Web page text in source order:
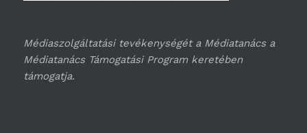
Médiaszolgáltatási tevékenységét a Médiatanács a
Médiatanács Támogatási Program keretében
támogatja.